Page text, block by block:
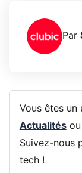
Par
Vous êtes un
Actualitésou
Suivez-nous
tech !